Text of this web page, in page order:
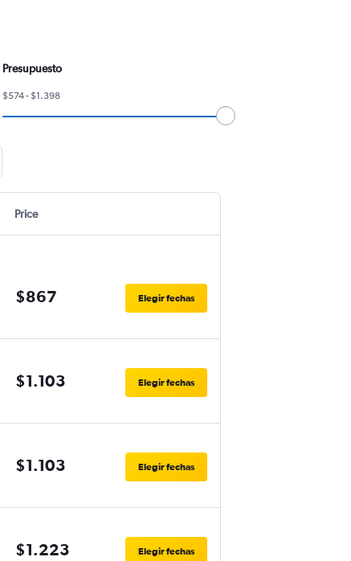
Presupuesto
$574 - $1.398
Price
$867 Elegir fechas
$1.103 Elegir fechas
$1.103 Elegir fechas
$1.223 Elegir fechas